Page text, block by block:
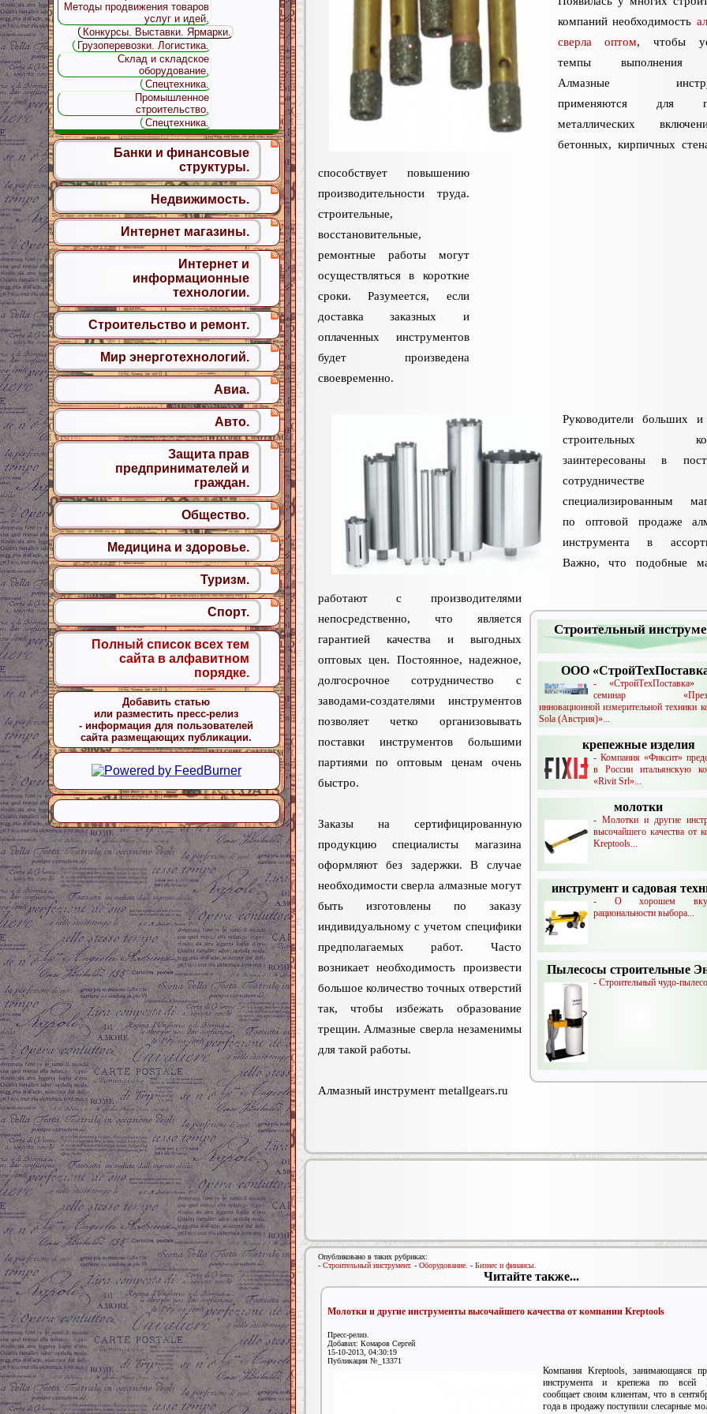
Строительный
ООО
- «СтройТехПоставка»
семинар
инновационной измерительной техники
Sola (Австрия)»...
крепежные изделия
- Компания «Фиксит»
в России итальянскую
«Rivit Srl»...
молотки
- Молотки и другие
высочайшего качества от
Kreptools...
инструмент и садовая
- О хорошем
рациональности выбора...
Пылесосы строительные
- Строительный чудо-
компаний необходимость
сверла оптом, чтобы
темпы выполнения
Алмазные
применяются для
металлических
бетонных, кирпичных
способствует повышению
производительности труда.
строительные,
восстановительные,
ремонтные работы могут
осуществляться в короткие
сроки. Разумеется, если
доставка заказных и
оплаченных инструментов
будет произведена
своевременно.
Руководители больших
строительных
заинтересованы в
специализированным
по оптовой продаже
инструмента в
Важно, что подобные
работают с производителями
непосредственно, что является
гарантией качества и выгодных
оптовых цен. Постоянное, надежное,
долгосрочное сотрудничество с
заводами-создателями инструментов
позволяет четко организовывать
поставки инструментов большими
партиями по оптовым ценам очень
быстро.
Заказы на сертифицированную
продукцию специалисты магазина
оформляют без задержки. В случае
необходимости сверла алмазные могут
быть изготовлены по заказу
индивидуальному с учетом специфики
предполагаемых работ. Часто
возникает необходимость произвести
большое количество точных отверстий
так, чтобы избежать образование
трещин. Алмазные сверла незаменимы
для такой работы.
Алмазный инструмент metallgears.ru
Опубликовано в таких рубриках:
- Строительный инструмент. - Оборудование. - Бизнес и финансы.
Читайте также...
Молотки и другие инструменты высочайшего качества от компании Kreptools
Пресс-релиз.
Добавил: Комаров Сергей
15-10-2013, 04:30:19
Публикация №_13371
Компания Kreptools, занимающаяся
инструмента и крепежа по всей
сообщает своим клиентам, что в
года в продажу поступили слесарные
Методы продвижения товаров
услуг и идей.
Конкурсы. Выставки. Ярмарки.
Грузоперевозки. Логистика.
Склад и складское
оборудование.
Спецтехника.
Промышленное
строительство.
Спецтехника.
Банки и финансовые
структуры.
Недвижимость.
Интернет магазины.
Интернет и
информационные
технологии.
Строительство и ремонт.
Мир энерготехнологий.
Авиа.
Авто.
Защита прав
предпринимателей и
граждан.
Общество.
Медицина и здоровье.
Туризм.
Спорт.
Полный список всех тем
сайта в алфавитном
порядке.
Добавить статью
или разместить пресс-релиз
- информация для пользователей
сайта размещающих публикации.